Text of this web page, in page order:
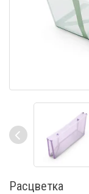
Расцветка